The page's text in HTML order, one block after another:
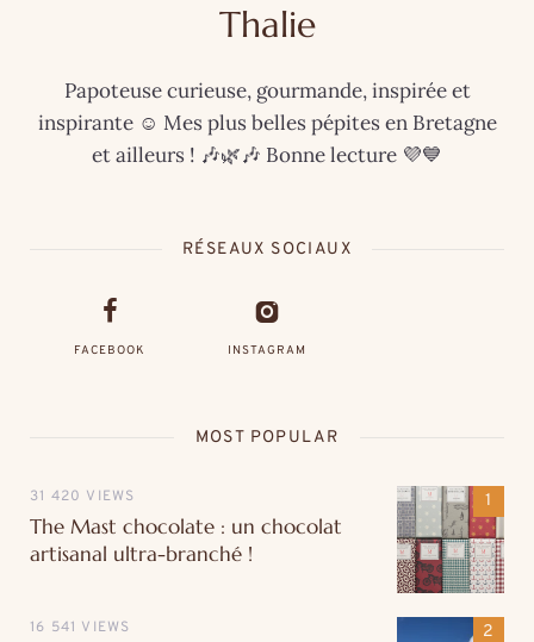
Thalie
Papoteuse curieuse, gourmande, inspirée et
inspirante ☺️ Mes plus belles pépites en Bretagne
et ailleurs ! 🎶🌿🎶 Bonne lecture 💜💙
RÉSEAUX SOCIAUX
FACEBOOK INSTAGRAM
MOST POPULAR
31 420 VIEWS
The Mast chocolate : un chocolat
artisanal ultra-branché !
16 541 VIEWS